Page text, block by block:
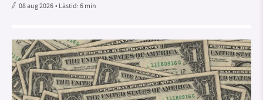
08 aug 2026• Lästid:6 min